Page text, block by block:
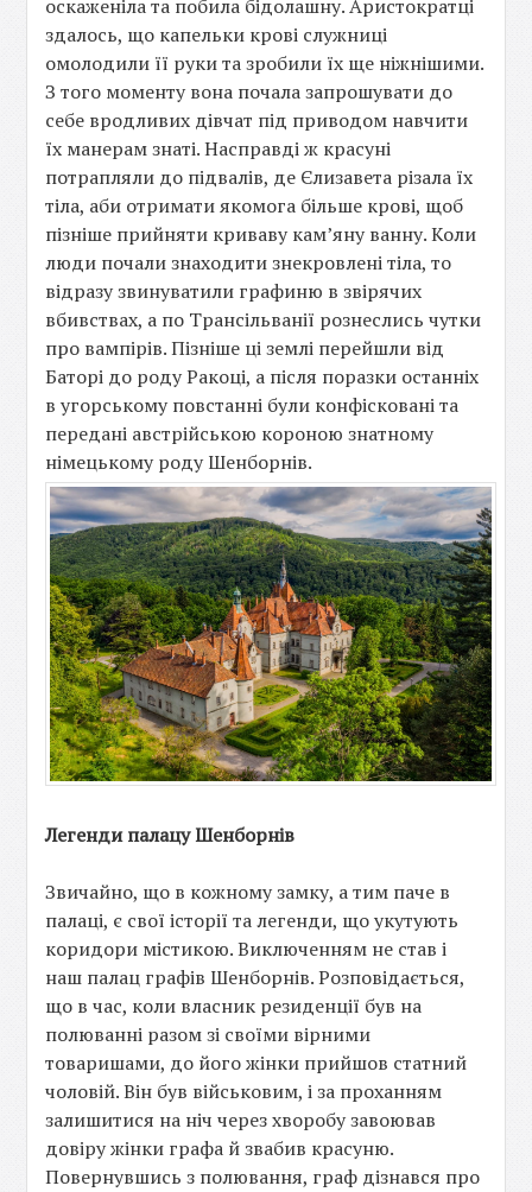
оскаженіла та побила бідолашну. Аристократці
здалось, що капельки крові служниці
омолодили її руки та зробили їх ще ніжнішими.
З того моменту вона почала запрошувати до
себе вродливих дівчат під приводом навчити
їх манерам знаті. Насправді ж красуні
потрапляли до підвалів, де Єлизавета різала їх
тіла, аби отримати якомога більше крові, щоб
пізніше прийняти криваву кам’яну ванну. Коли
люди почали знаходити знекровлені тіла, то
відразу звинуватили графиню в звірячих
вбивствах, а по Трансільванії рознеслись чутки
про вампірів. Пізніше ці землі перейшли від
Баторі до роду Ракоці, а після поразки останніх
в угорському повстанні були конфісковані та
передані австрійською короною знатному
німецькому роду Шенборнів.
Легенди палацу Шенборнів
Звичайно, що в кожному замку, а тим паче в
палаці, є свої історії та легенди, що укутують
коридори містикою. Виключенням не став і
наш палац графів Шенборнів. Розповідається,
що в час, коли власник резиденції був на
полюванні разом зі своїми вірними
товаришами, до його жінки прийшов статний
чоловій. Він був військовим, і за проханням
залишитися на ніч через хворобу завоював
довіру жінки графа й звабив красуню.
Повернувшись з полювання, граф дізнався про